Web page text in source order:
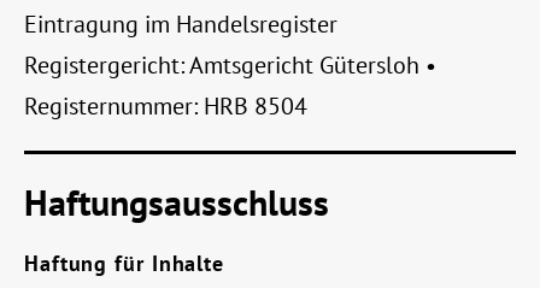
Eintragung im Handelsregister
Registergericht: Amtsgericht Gütersloh •
Registernummer: HRB 8504
Haftungsausschluss
Haftung für Inhalte